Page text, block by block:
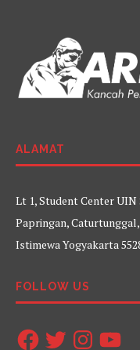
ALAMAT
Lt 1, Student Center UIN
Papringan,
Istimewa Yogyakarta
FOLLOW US
FacebookTwitterInstagram
YouTube